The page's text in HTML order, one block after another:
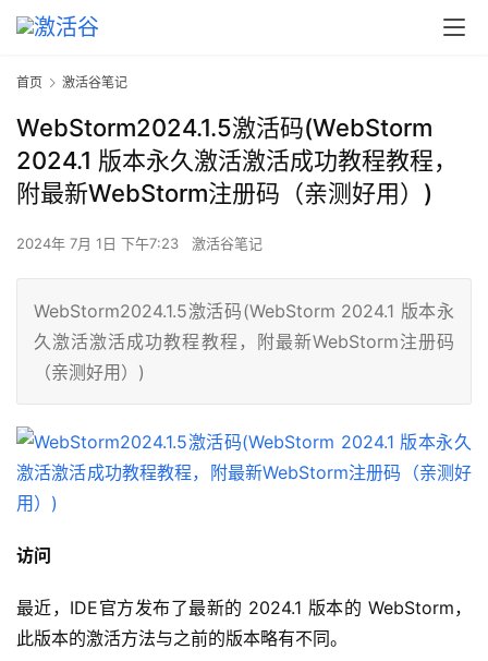
首页 激活谷笔记
WebStorm2024.1.5激活码(WebStorm
2024.1 版本永久激活激活成功教程教程，
附最新WebStorm注册码（亲测好用）)
2024年 7月 1日 下午7:23 激活谷笔记
WebStorm2024.1.5激活码(WebStorm 2024.1 版本永
久激活激活成功教程教程，附最新WebStorm注册码
（亲测好用）)
访问
最近，IDE官方发布了最新的 2024.1 版本的 WebStorm，
此版本的激活方法与之前的版本略有不同。